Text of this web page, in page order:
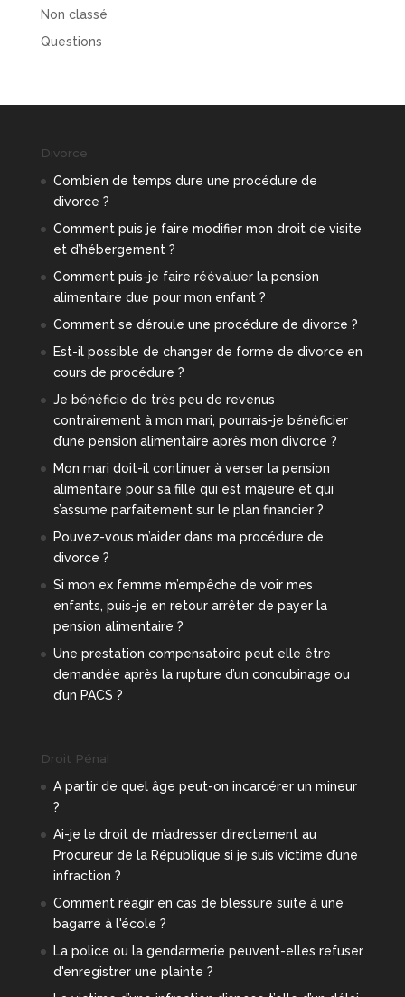
Non classé
Questions
Divorce
Combien de temps dure une procédure de
divorce ?
Comment puis je faire modifier mon droit de visite
et d’hébergement ?
Comment puis-je faire réévaluer la pension
alimentaire due pour mon enfant ?
Comment se déroule une procédure de divorce ?
Est-il possible de changer de forme de divorce en
cours de procédure ?
Je bénéficie de très peu de revenus
contrairement à mon mari, pourrais-je bénéficier
d’une pension alimentaire après mon divorce ?
Mon mari doit-il continuer à verser la pension
alimentaire pour sa fille qui est majeure et qui
s’assume parfaitement sur le plan financier ?
Pouvez-vous m’aider dans ma procédure de
divorce ?
Si mon ex femme m’empêche de voir mes
enfants, puis-je en retour arrêter de payer la
pension alimentaire ?
Une prestation compensatoire peut elle être
demandée après la rupture d’un concubinage ou
d’un PACS ?
Droit Pénal
A partir de quel âge peut-on incarcérer un mineur
?
Ai-je le droit de m’adresser directement au
Procureur de la République si je suis victime d’une
infraction ?
Comment réagir en cas de blessure suite à une
bagarre à l'école ?
La police ou la gendarmerie peuvent-elles refuser
d'enregistrer une plainte ?